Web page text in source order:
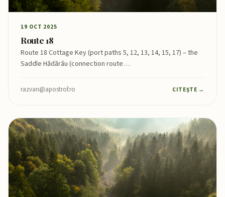
19 OCT 2025
Route 18
Route 18 Cottage Key (port paths 5, 12, 13, 14, 15, 17) – the
Saddle Hădărău (connection route…
razvan@apostrof.ro CITEȘTE →